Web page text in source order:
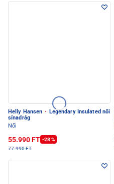
Helly Hansen ·
Legendary Insulated női
sínadrág
Női
55.990 FT -28 %
77.990 FT